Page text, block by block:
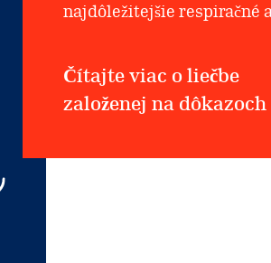
najdôležitejšie respiračné
Čítajte viac o liečbe
založenej na dôkazoch